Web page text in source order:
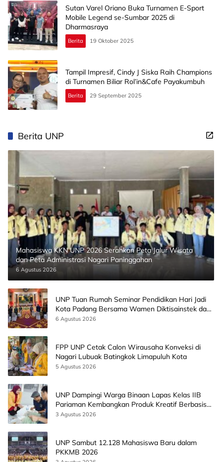
Sutan Varel Oriano Buka Turnamen E-Sport
Mobile Legend se-Sumbar 2025 di
Dharmasraya
Berita 19 Oktober 2025
Tampil Impresif, Cindy J Siska Raih Champions
di Turnamen Biliar Rol’in&Cafe Payakumbuh
Berita 29 September 2025
Berita UNP
Mahasiswa KKN UNP 2026 Serahkan Peta Jalur Wisata
dan Peta Administrasi Nagari Paninggahan
6 Agustus 2026
UNP Tuan Rumah Seminar Pendidikan Hari Jadi
Kota Padang Bersama Wamen Diktisainstek dan
CEO EMGS Malaysia
6 Agustus 2026
FPP UNP Cetak Calon Wirausaha Konveksi di
Nagari Lubuak Batingkok Limapuluh Kota
5 Agustus 2026
UNP Dampingi Warga Binaan Lapas Kelas IIB
Pariaman Kembangkan Produk Kreatif Berbasis
AI
3 Agustus 2026
UNP Sambut 12.128 Mahasiswa Baru dalam
PKKMB 2026